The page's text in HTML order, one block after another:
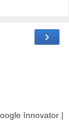
›
Innovator |